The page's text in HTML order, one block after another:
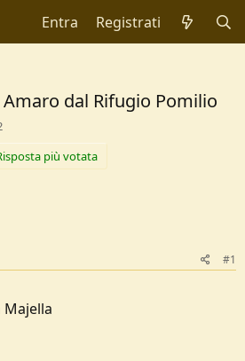
Entra Registrati
dal Rifugio Pomilio
più votata
#1
Majella